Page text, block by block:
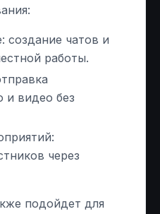
создание чатов и
работы.
и видео без
через
подойдет для